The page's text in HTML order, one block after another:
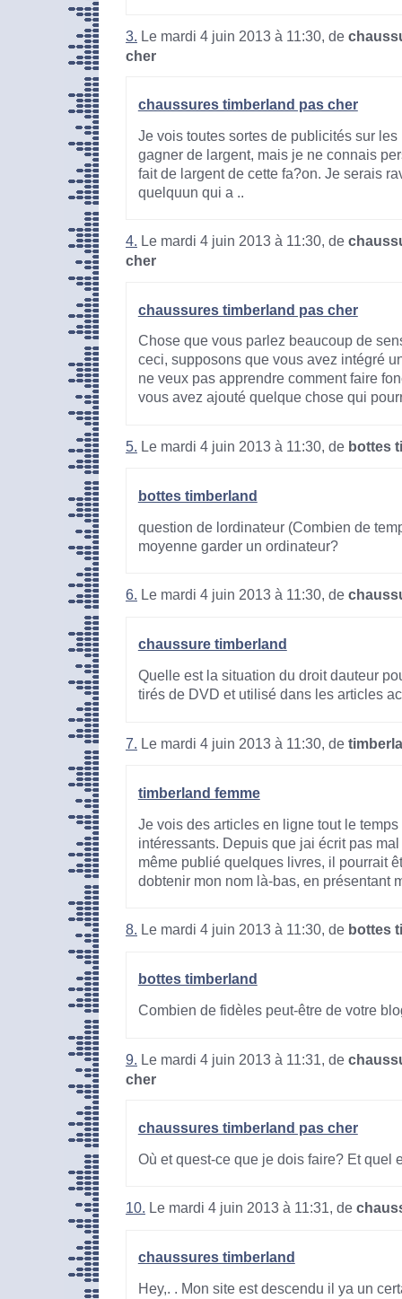
3. Le mardi 4 juin 2013 à 11:30, de
cher
chaussures timberland pas cher
Je vois toutes sortes de publicités sur
gagner de largent, mais je ne connais
fait de largent de cette fa?on. Je serais
quelquun qui a ..
4. Le mardi 4 juin 2013 à 11:30, de
cher
chaussures timberland pas cher
Chose que vous parlez beaucoup de
ceci, supposons que vous avez intégré
ne veux pas apprendre comment faire
vous avez ajouté quelque chose qui
5. Le mardi 4 juin 2013 à 11:30, de bottes
bottes timberland
question de lordinateur (Combien de
moyenne garder un ordinateur?
6. Le mardi 4 juin 2013 à 11:30, de
chaussure timberland
Quelle est la situation du droit dauteur
tirés de DVD et utilisé dans les articles
7. Le mardi 4 juin 2013 à 11:30, de
timberland femme
Je vois des articles en ligne tout le
intéressants. Depuis que jai écrit pas
même publié quelques livres, il pourrait
dobtenir mon nom là-bas, en présentant
8. Le mardi 4 juin 2013 à 11:30, de bottes
bottes timberland
Combien de fidèles peut-être de votre
9. Le mardi 4 juin 2013 à 11:31, de
cher
chaussures timberland pas cher
Où et quest-ce que je dois faire? Et quel
10. Le mardi 4 juin 2013 à 11:31, de
chaussures timberland
Hey,. . Mon site est descendu il ya un